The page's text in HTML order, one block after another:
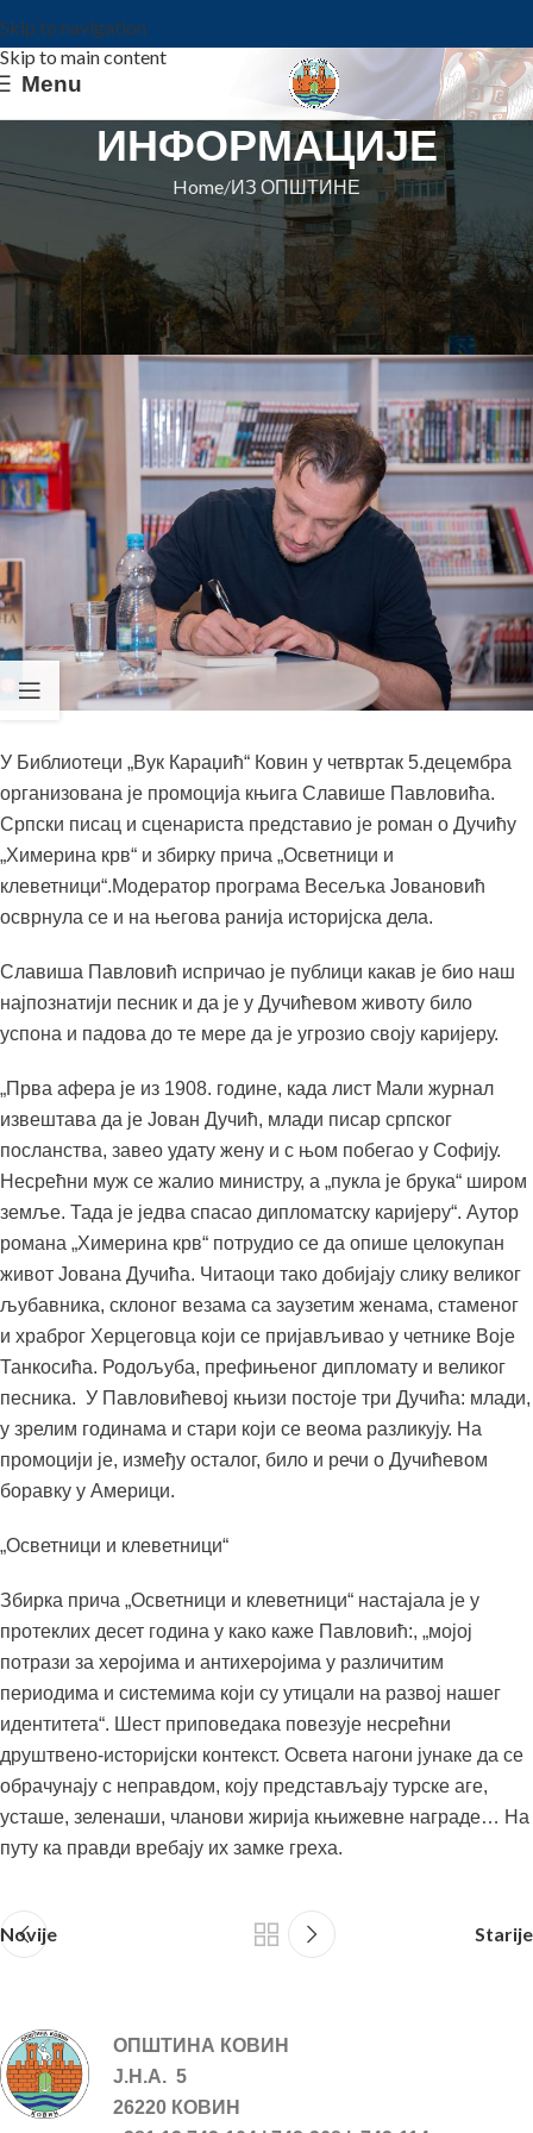
Skip to navigation
Skip to main content
Menu
ИНФОРМАЦИЈЕ
Home ИЗ ОПШТИНЕ
ИЗ ОПШТИНЕ
ОДРЖАНО КЊИЖЕВНО ВЕЧЕ
СА СЛАВИШОМ ПАВЛОВИЋЕМ
Општина КовинOn 9. decembar 2024.
У Библиотеци „Вук Караџић“ Ковин у четвртак 5.децембра
организована је промоција књига Славише Павловића.
Српски писац и сценариста представио је роман о Дучићу
„Химерина крв“ и збирку прича „Осветници и
клеветници“.Модератор програма Весељка Јовановић
осврнула се и на његова ранија историјска дела.
Славиша Павловић испричао је публици какав је био наш
најпознатији песник и да је у Дучићевом животу било
успона и падова до те мере да је угрозио своју каријеру.
„Прва афера је из 1908. године, када лист Мали журнал
извештава да је Јован Дучић, млади писар српског
посланства, завео удату жену и с њом побегао у Софију.
Несрећни муж се жалио министру, а „пукла је брука“ широм
земље. Тада је једва спасао дипломатску каријеру“. Аутор
романа „Химерина крв“ потрудио се да опише целокупан
живот Јована Дучића. Читаоци тако добијају слику великог
љубавника, склоног везама са заузетим женама, стаменог
и храброг Херцеговца који се пријављивао у четнике Воје
Танкосића. Родољуба, префињеног дипломату и великог
песника. У Павловићевој књизи постоје три Дучића: млади,
у зрелим годинама и стари који се веома разликују. На
промоцији је, између осталог, било и речи о Дучићевом
боравку у Америци.
„Осветници и клеветници“
Збирка прича „Осветници и клеветници“ настајала је у
протеклих десет година у како каже Павловић:, „мојој
потрази за херојима и антихеројима у различитим
периодима и системима који су утицали на развој нашег
идентитета“. Шест приповедака повезује несрећни
друштвено-историјски контекст. Освета нагони јунаке да се
обрачунају с неправдом, коју представљају турске аге,
усташе, зеленаши, чланови жирија књижевне награде… На
путу ка правди вребају их замке греха.
Novije Starije
ОПШТИНА КОВИН
Ј.Н.А. 5
26220 КОВИН